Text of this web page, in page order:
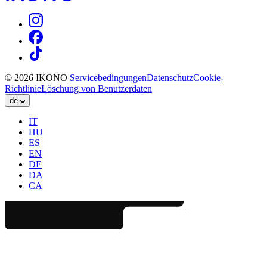
© 2026 IKONO ServicebedingungenDatenschutzCookie-
RichtlinieLöschung von Benutzerdaten
de
IT
HU
ES
EN
DE
DA
CA